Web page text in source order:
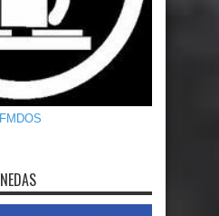
FMDOS
Compra Venta